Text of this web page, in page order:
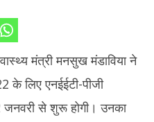
मंत्री मनसुख मंडाविया ने
के लिए एनईईटी-पीजी
से शुरू होगी। उनका